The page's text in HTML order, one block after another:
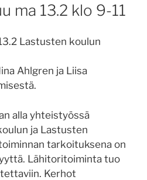
ma 13.2 klo 9-11
Lastusten koulun
Ahlgren ja Liisa
alla yhteistyössä
ja Lastusten
tarkoituksena on
Lähitoritoiminta tuo
Kerhot